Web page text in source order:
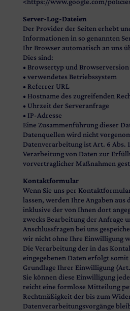
Server-Log-Dateien
Der Provider der Seiten erhebt
Informationen in so genannten
Ihr Browser automatisch an uns
Dies sind:
• Browsertyp und Browserversion
• verwendetes Betriebssystem
• Referrer URL
• Hostname des zugreifenden
• Uhrzeit der Serveranfrage
• IP-Adresse
Eine Zusammenführung dieser
Datenquellen wird nicht
Datenverarbeitung ist Art. 6 Abs.
Verarbeitung von Daten zur
vorvertraglicher Maßnahmen
Kontaktformular
Wenn Sie uns per
lassen, werden Ihre Angaben
inklusive der von Ihnen dort
zwecks Bearbeitung der Anfrage
Anschlussfragen bei uns
wir nicht ohne Ihre Einwilligung
Die Verarbeitung der in das
eingegebenen Daten erfolgt
Grundlage Ihrer Einwilligung (Art.
Sie können diese Einwilligung
reicht eine formlose Mitteilung
Rechtmäßigkeit der bis zum
Datenverarbeitungsvorgänge